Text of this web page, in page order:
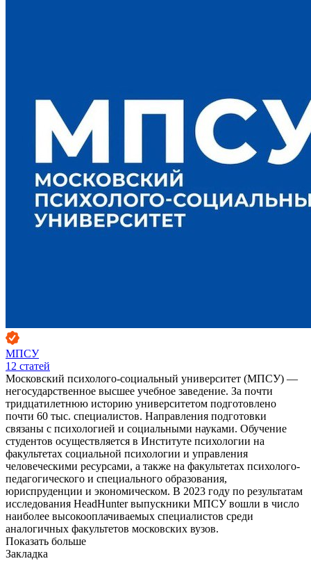
МПСУ
12 статей
Московский психолого-социальный университет (МПСУ) —
негосударственное высшее учебное заведение. За почти
тридцатилетнюю историю университетом подготовлено
почти 60 тыс. специалистов. Направления подготовки
связаны с психологией и социальными науками. Обучение
студентов осуществляется в Институте психологии на
факультетах социальной психологии и управления
человеческими ресурсами, а также на факультетах психолого-
педагогического и специального образования,
юриспруденции и экономическом. В 2023 году по результатам
исследования HeadHunter выпускники МПСУ вошли в число
наиболее высокооплачиваемых специалистов среди
аналогичных факультетов московских вузов.
Показать больше
Закладка